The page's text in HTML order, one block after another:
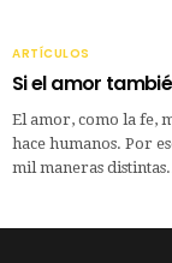
ARTÍCULOS
Si el amor
El amor, como la fe,
hace humanos. Por
mil maneras